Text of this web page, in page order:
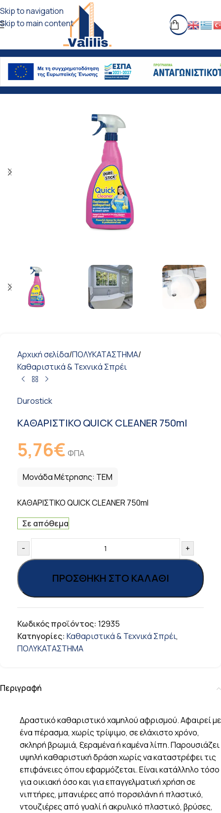
Skip to navigation
Skip to main content
Αρχική σελίδα/ΠΟΛΥΚΑΤΑΣΤΗΜΑ/
Καθαριστικά & Τεχνικά Σπρέι
Durostick
ΚΑΘΑΡΙΣΤΙΚΟ QUICK CLEANER 750ml
5,76€ ΦΠΑ
Μονάδα Μέτρησης: ΤΕΜ
ΚΑΘΑΡΙΣΤΙΚΟ QUICK CLEANER 750ml
Σε απόθεμα
- +
ΠΡΟΣΘΉΚΗ ΣΤΟ ΚΑΛΆΘΙ
Κωδικός προϊόντος: 12935
Κατηγορίες: Καθαριστικά & Τεχνικά Σπρέι,
ΠΟΛΥΚΑΤΑΣΤΗΜΑ
Περιγραφή
Δραστικό καθαριστικό χαμηλού αφρισμού. Αφαιρεί με
ένα πέρασμα, χωρίς τρίψιμο, σε ελάχιστο χρόνο,
σκληρή βρωμιά, ξεραμένα ή καμένα λίπη. Παρουσιάζει
υψηλή καθαριστική δράση χωρίς να καταστρέφει τις
επιφάνειες όπου εφαρμόζεται. Είναι κατάλληλο τόσο
για οικιακή όσο και για επαγγελματική χρήση σε
νιπτήρες, μπανιέρες από πορσελάνη ή πλαστικό,
ντουζιέρες από γυαλί ή ακρυλικό πλαστικό, βρύσες,